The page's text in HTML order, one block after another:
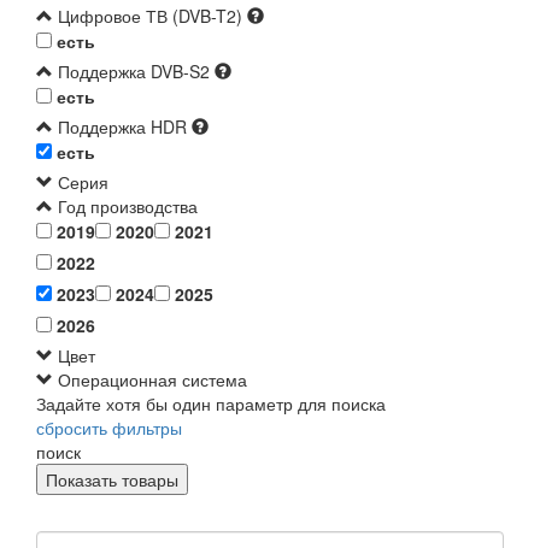
Цифровое ТВ (DVB-T2)
есть
Поддержка DVB-S2
есть
Поддержка HDR
есть
Серия
Год производства
2019
2020
2021
2022
2023
2024
2025
2026
Цвет
Операционная система
Задайте хотя бы один параметр для поиска
сбросить фильтры
поиск